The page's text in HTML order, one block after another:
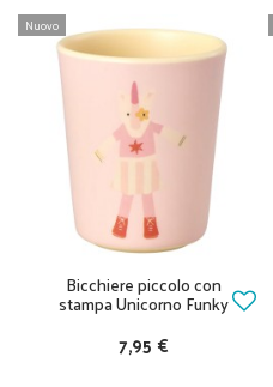
Nuovo
Bicchiere piccolo con
stampa Unicorno Funky
7,95 €